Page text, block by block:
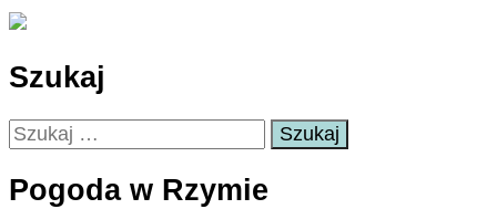
Szukaj
Szukaj:
Pogoda w Rzymie